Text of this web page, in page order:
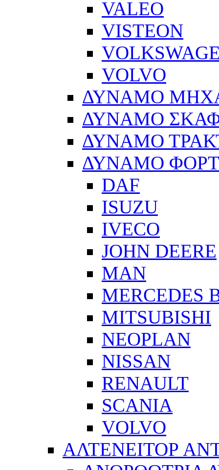
VALEO
VISTEON
VOLVO
ΔΥΝΑΜΟ
ΔΥΝΑΜΟ
ΔΥΝΑΜΟ
ΔΥΝΑΜΟ
DAF
ISUZU
IVECO
JOHN DEERE
MAN
MERCEDES
MITSUBISHI
NEOPLAN
NISSAN
RENAULT
SCANIA
VOLVO
ΑΛΤΕΝΕΙΤΟΡ